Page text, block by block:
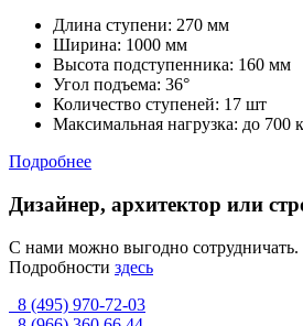
Длина ступени: 270 мм
Ширина: 1000 мм
Высота подступенника: 160 мм
Угол подъема: 36°
Количество ступеней: 17 шт
Максимальная нагрузка: до 700
Подробнее
Дизайнер, архитектор или
С нами можно выгодно сотрудничать.
Подробности здесь
8 (495) 970-72-03